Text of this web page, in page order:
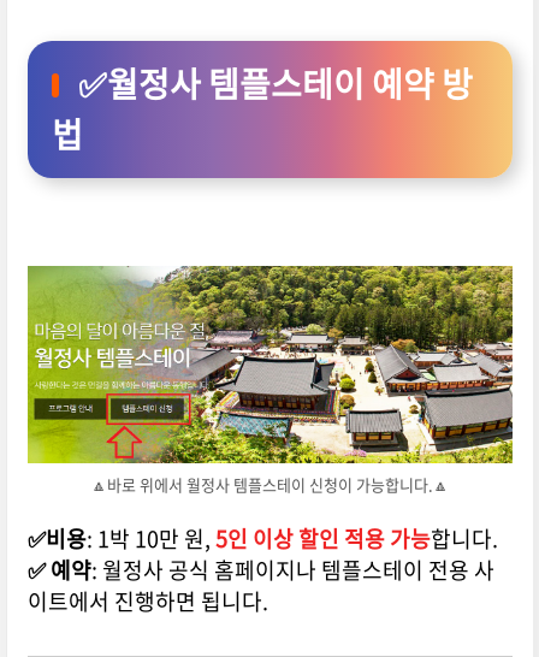
✅월정사 템플스테이 예약 방
법
🔼바로 위에서 월정사 템플스테이 신청이 가능합니다.🔼
✅비용: 1박 10만 원,5인 이상 할인 적용 가능합니다.
✅예약: 월정사 공식 홈페이지나 템플스테이 전용 사
이트에서 진행하면 됩니다.